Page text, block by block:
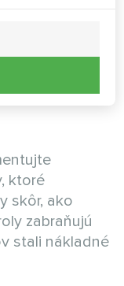
ktoré
skôr, ako
zabraňujú
stali nákladné